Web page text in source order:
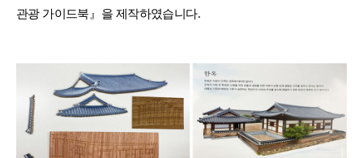
관광 가이드북 』 을 제작하였습니다.